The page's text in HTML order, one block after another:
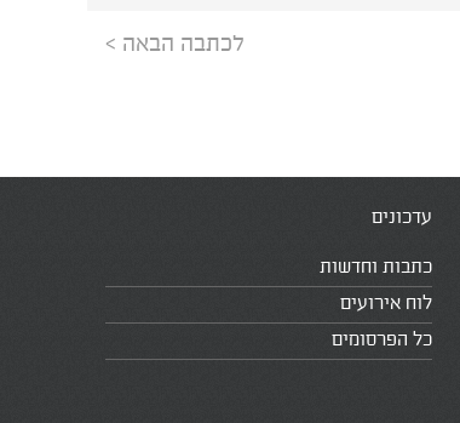
לכתבה הבאה >
עדכונים
כתבות וחדשות
לוח אירועים
כל הפרסומים